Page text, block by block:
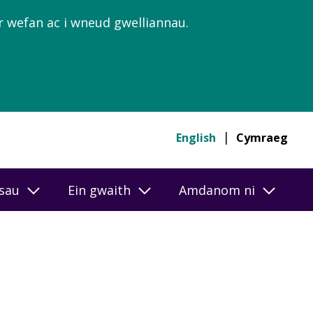
wefan ac i wneud gwelliannau.
English Cymraeg
Ein gwaith Amdanom ni